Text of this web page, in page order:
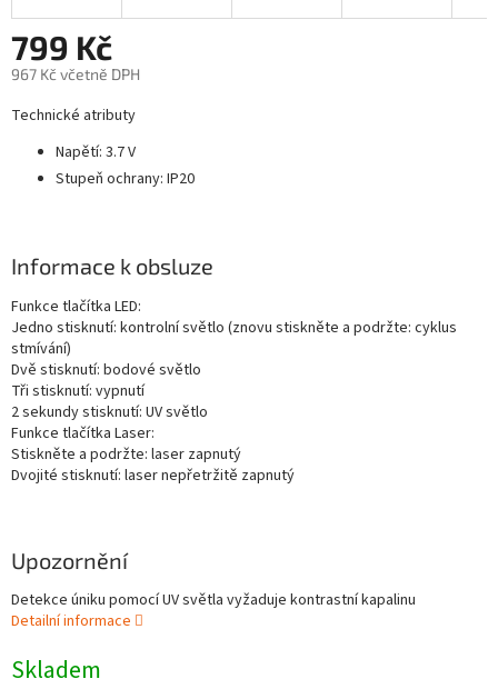
799 Kč
967 Kč včetně DPH
Měrná
cena:
Technické atributy
Napětí: 3.7 V
Stupeň ochrany: IP20
Informace k obsluze
Funkce tlačítka LED:
Jedno stisknutí: kontrolní světlo (znovu stiskněte a podržte: cyklus
stmívání)
Dvě stisknutí: bodové světlo
Tři stisknutí: vypnutí
2 sekundy stisknutí: UV světlo
Funkce tlačítka Laser:
Stiskněte a podržte: laser zapnutý
Dvojité stisknutí: laser nepřetržitě zapnutý
Upozornění
Detekce úniku pomocí UV světla vyžaduje kontrastní kapalinu
Detailní informace
Skladem